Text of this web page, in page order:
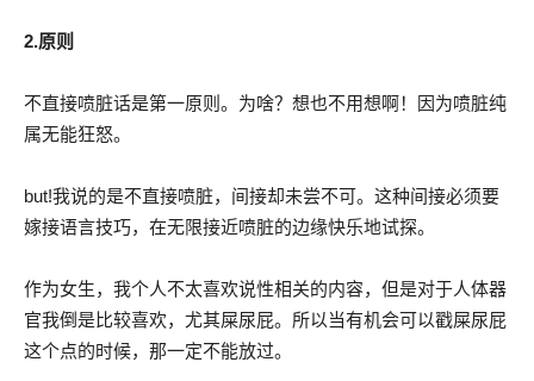
2.原则
不直接喷脏话是第一原则。为啥？想也不用想啊！因为喷脏纯
属无能狂怒。
but!我说的是不直接喷脏，间接却未尝不可。这种间接必须要
嫁接语言技巧，在无限接近喷脏的边缘快乐地试探。
作为女生，我个人不太喜欢说性相关的内容，但是对于人体器
官我倒是比较喜欢，尤其屎尿屁。所以当有机会可以戳屎尿屁
这个点的时候，那一定不能放过。